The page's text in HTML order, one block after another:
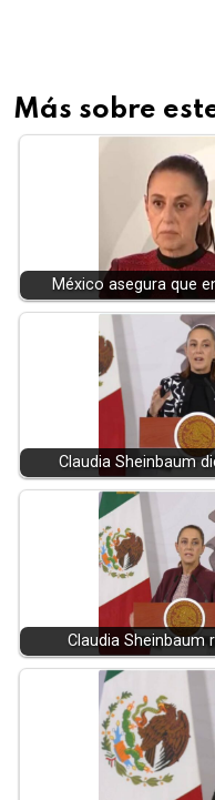
Más sobre
México asegura que
Claudia Sheinbaum
Claudia Sheinbaum